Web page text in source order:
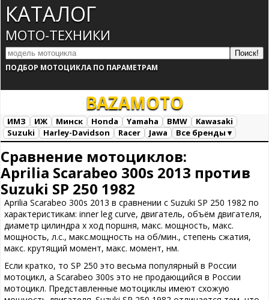
КАТАЛОГ
МОТО-ТЕХНИКИ
ПОДБОР МОТОЦИКЛА ПО ПАРАМЕТРАМ
BAZAMOTO
ИМЗ ИЖ Минск Honda Yamaha BMW
Kawasaki
Suzuki
Harley-Davidson Racer Jawa
Все бренды ▾
Сравнение мотоциклов:
Aprilia Scarabeo 300s 2013 против
Suzuki SP 250 1982
Aprilia Scarabeo 300s 2013 в сравнении с Suzuki SP 250 1982 по
характеристикам: inner leg curve, двигатель, объём двигателя,
диаметр цилиндра х ход поршня, макс. мощность, макс.
мощность, л.с., макс.мощность на об/мин., степень сжатия,
макс. крутящий момент, макс. момент, нм.
Если кратко, то SP 250 это весьма популярный в России
мотоцикл, а Scarabeo 300s это не продающийся в России
мотоцикл. Представленные мотоциклы имеют схожую